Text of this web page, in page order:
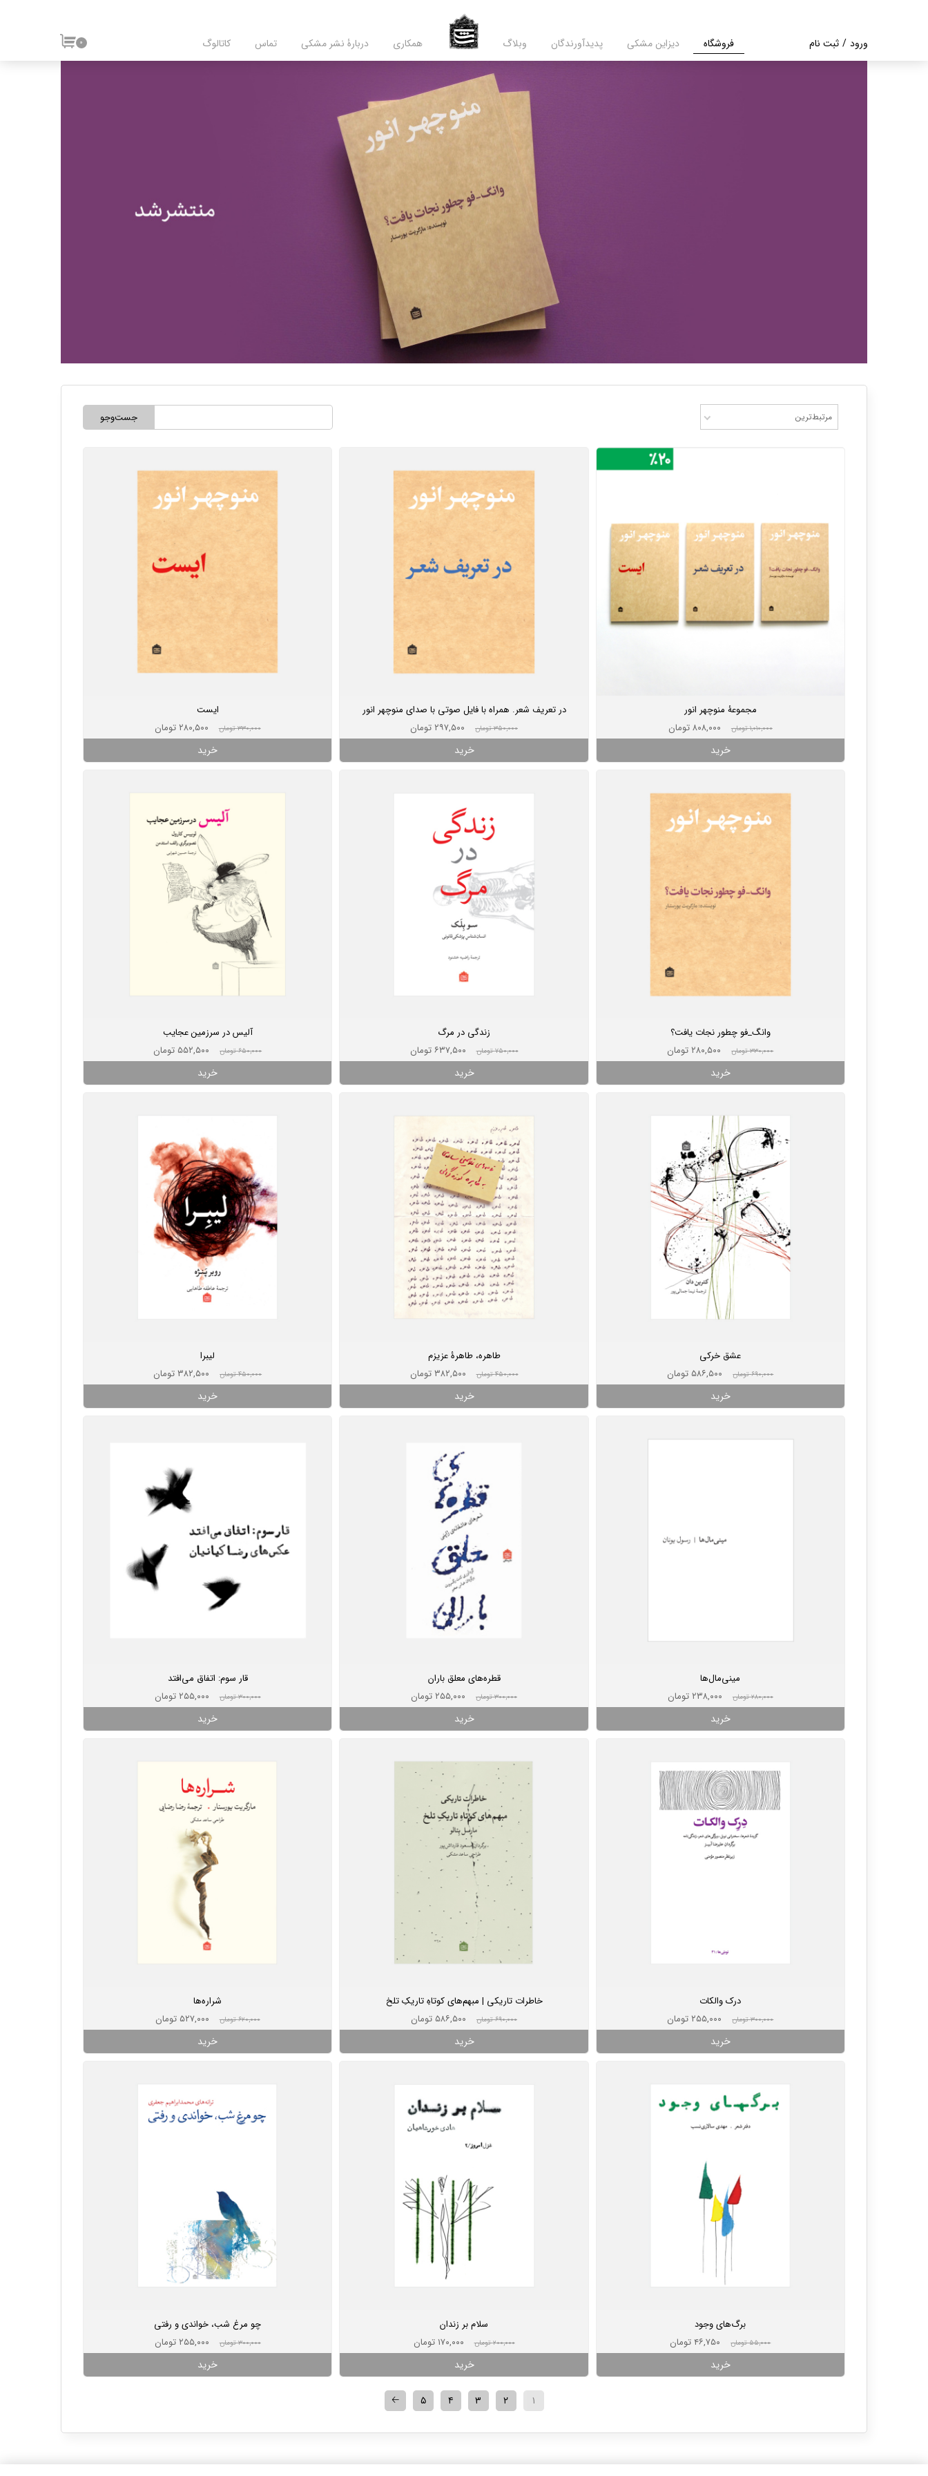
ورود / ثبت نام
حساب کاربری من
۰ همکاری دربارۀ نشر مشکی تماس کاتالوگ فروشگاه دیزاین مشکی پدید‌آورندگان وبلاگ
مرتبط‌ترین
مجموعۀ منوچهر انور
۱,۰۱۰,۰۰۰ تومان ۸۰۸,۰۰۰ تومان
خرید
در تعریف شعر. همراه با فایل صوتی با صدای منوچهر انور
۳۵۰,۰۰۰ تومان ۲۹۷,۵۰۰ تومان
خرید
ایست
۳۳۰,۰۰۰ تومان ۲۸۰,۵۰۰ تومان
خرید
وانگ_فو چطور نجات یافت؟
۳۳۰,۰۰۰ تومان ۲۸۰,۵۰۰ تومان
خرید
زندگی در مرگ
۷۵۰,۰۰۰ تومان ۶۳۷,۵۰۰ تومان
خرید
آلیس در سرزمین عجایب
۶۵۰,۰۰۰ تومان ۵۵۲,۵۰۰ تومان
خرید
عشق خرکی
۶۹۰,۰۰۰ تومان ۵۸۶,۵۰۰ تومان
خرید
طاهره، طاهرۀ عزیزم
۴۵۰,۰۰۰ تومان ۳۸۲,۵۰۰ تومان
خرید
لیبرا
۴۵۰,۰۰۰ تومان ۳۸۲,۵۰۰ تومان
خرید
مینی‌مال‌ها
۲۸۰,۰۰۰ تومان ۲۳۸,۰۰۰ تومان
خرید
قطره‌های معلق باران
۳۰۰,۰۰۰ تومان ۲۵۵,۰۰۰ تومان
خرید
قار سوم: اتفاق می‌افتد
۳۰۰,۰۰۰ تومان ۲۵۵,۰۰۰ تومان
خرید
درک والکات
۳۰۰,۰۰۰ تومان ۲۵۵,۰۰۰ تومان
خرید
خاطرات تاریکی | مبهم‌های کوتاهِ تاریکِ تلخ
۶۹۰,۰۰۰ تومان ۵۸۶,۵۰۰ تومان
خرید
شراره‌ها
۶۲۰,۰۰۰ تومان ۵۲۷,۰۰۰ تومان
خرید
برگ‌های وجود
۵۵,۰۰۰ تومان ۴۶,۷۵۰ تومان
خرید
سلام بر زندان
۲۰۰,۰۰۰ تومان ۱۷۰,۰۰۰ تومان
خرید
چو مرغ شب، خواندی و رفتی
۳۰۰,۰۰۰ تومان ۲۵۵,۰۰۰ تومان
خرید
۱ ۲ ۳ ۴ ۵ 🡠
جست‌وجو